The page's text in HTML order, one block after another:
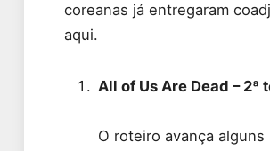
coreanas já entregaram
aqui.
All of Us Are Dead – 2ª
O roteiro avança